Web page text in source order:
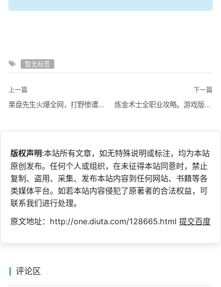
暂无标签
上一篇
果盘先生火爆全网，打野惨遭限制
下一篇
炼金术士全职业攻略。游戏版本在5.29时写下
版权声明:本站所有文章，如无特殊说明或标注，均为本站
原创发布。任何个人或组织，在未征得本站同意时，禁止
复制、盗用、采集、发布本站内容到任何网站、书籍等各
类媒体平台。如若本站内容侵犯了原著者的合法权益，可
联系我们进行处理。
原文地址：http://one.diuta.com/128665.html 提交百度
评论区